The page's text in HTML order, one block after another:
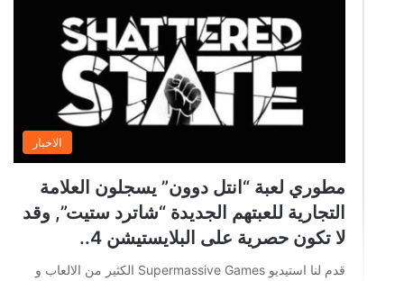
الاخبار
مطوري لعبة “انتل دوون” يسجلون العلامة
التجارية للعبتهم الجديدة “شاترد ستيت”, وقد
لا تكون حصرية على البلايستيشن 4..
قدم لنا استيديو Supermassive Games الكثير من الالعاب و